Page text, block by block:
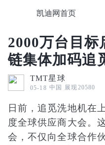
凯迪网首页
2000万台目标
链集体加码追
TMT星球
05-18 中国 展现20580
日前，追觅洗地机在
度全球供应商大会。
会，不仅向全球合作